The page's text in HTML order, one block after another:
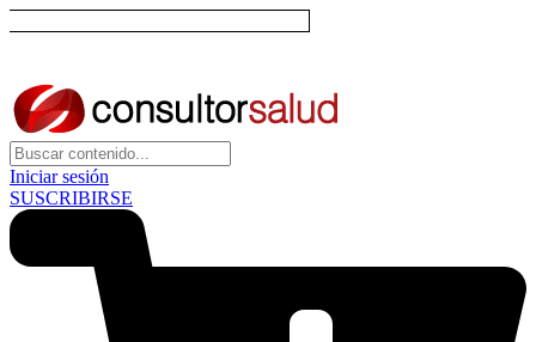
Iniciar sesión
SUSCRIBIRSE